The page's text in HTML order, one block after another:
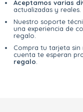
Aceptamos varias
actualizadas y reales.
Nuestro soporte
una experiencia de
regalo.
Compra tu tarjeta
cuenta te esperan
regalo